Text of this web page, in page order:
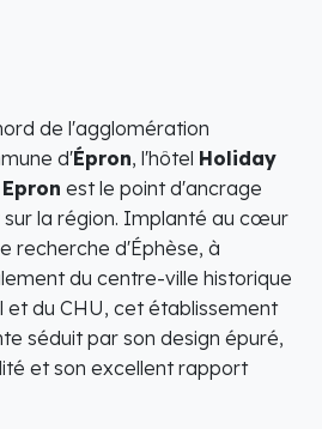
de l'agglomération
d'Épron, l'hôtel Holiday
est le point d'ancrage
la région. Implanté au cœur
recherche d'Éphèse, à
du centre-ville historique
et du CHU, cet établissement
séduit par son design épuré,
et son excellent rapport